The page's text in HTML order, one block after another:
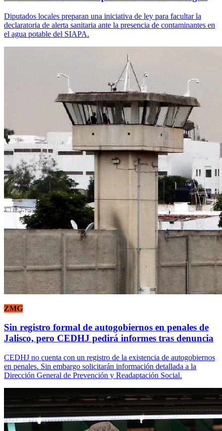
Diputados locales preparan una iniciativa de ley para facultar la
declaratoria de alerta sanitaria ante la presencia de contaminantes en
el agua potable del SIAPA.
ZMG
Sin registro formal de autogobiernos en penales de
Jalisco, pero CEDHJ pedirá informes tras denuncia
CEDHJ no cuenta con un registro de la existencia de autogobiernos
en penales. Sin embargo solicitarán información detallada a la
Dirección General de Prevención y Readaptación Social.